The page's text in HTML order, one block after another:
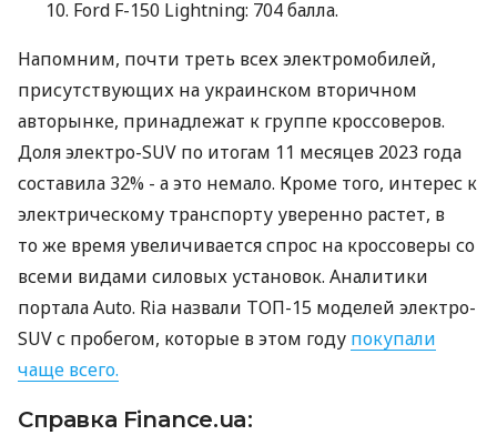
Ford F-150 Lightning: 704 балла.
Напомним, почти треть всех электромобилей,
присутствующих на украинском вторичном
авторынке, принадлежат к группе кроссоверов.
Доля электро-SUV по итогам 11 месяцев 2023 года
составила 32% - а это немало. Кроме того, интерес к
электрическому транспорту уверенно растет, в
то же время увеличивается спрос на кроссоверы со
всеми видами силовых установок. Аналитики
портала Auto. Ria назвали ТОП-15 моделей электро-
SUV с пробегом, которые в этом году покупали
чаще всего.
Справка Finance.ua: